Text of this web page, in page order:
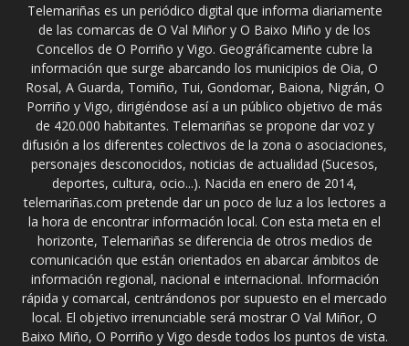
Telemariñas es un periódico digital que informa diariamente
de las comarcas de O Val Miñor y O Baixo Miño y de los
Concellos de O Porriño y Vigo. Geográficamente cubre la
información que surge abarcando los municipios de Oia, O
Rosal, A Guarda, Tomiño, Tui, Gondomar, Baiona, Nigrán, O
Porriño y Vigo, dirigiéndose así a un público objetivo de más
de 420.000 habitantes. Telemariñas se propone dar voz y
difusión a los diferentes colectivos de la zona o asociaciones,
personajes desconocidos, noticias de actualidad (Sucesos,
deportes, cultura, ocio...). Nacida en enero de 2014,
telemariñas.com pretende dar un poco de luz a los lectores a
la hora de encontrar información local. Con esta meta en el
horizonte, Telemariñas se diferencia de otros medios de
comunicación que están orientados en abarcar ámbitos de
información regional, nacional e internacional. Información
rápida y comarcal, centrándonos por supuesto en el mercado
local. El objetivo irrenunciable será mostrar O Val Miñor, O
Baixo Miño, O Porriño y Vigo desde todos los puntos de vista.